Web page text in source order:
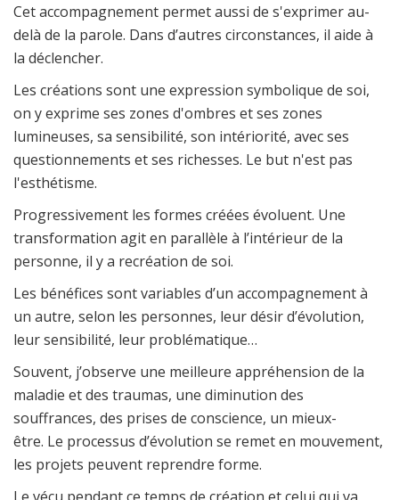
Cet accompagnement permet aussi de s'exprimer au-
delà de la parole. Dans d’autres circonstances, il aide à
la déclencher.
Les créations sont une expression symbolique de soi,
on y exprime ses zones d'ombres et ses zones
lumineuses, sa sensibilité, son intériorité, avec ses
questionnements et ses richesses. Le but n'est pas
l'esthétisme.
Progressivement les formes créées évoluent. Une
transformation agit en parallèle à l’intérieur de la
personne, il y a recréation de soi.
Les bénéfices sont variables d’un accompagnement à
un autre, selon les personnes, leur désir d’évolution,
leur sensibilité, leur problématique…
Souvent, j’observe une meilleure appréhension de la
maladie et des traumas, une diminution des
souffrances, des prises de conscience, un mieux-
être. Le processus d’évolution se remet en mouvement,
les projets peuvent reprendre forme.